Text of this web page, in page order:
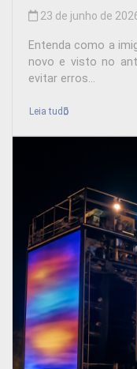
23 de junho de
Entenda como a
novo e visto no
evitar erros...
Leia tudo